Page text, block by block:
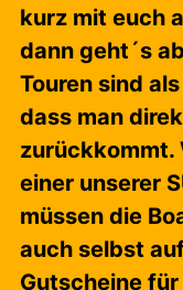
kurz mit euch
dann geht´s
Touren sind
dass man
zurückkommt.
einer unserer
müssen die
auch selbst
Gutscheine